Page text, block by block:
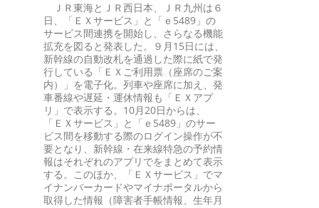
ＪＲ東海とＪＲ西日本、ＪＲ九州は６
日、「ＥＸサービス」と「ｅ5489」の
サービス間連携を開始し、さらなる機能
拡充を図ると発表した。９月15日には、
新幹線の自動改札を通過した際に紙で発
行している「ＥＸご利用票（座席のご案
内）」を電子化。列車や座席に加え、発
車番線や遅延・運休情報も「ＥＸアプ
リ」で表示する。10月20日からは、
「ＥＸサービス」と「ｅ5489」のサー
ビス間を移動する際のログイン操作が不
要となり、新幹線・在来線特急の予約情
報はそれぞれのアプリでをまとめて表示
する。このほか、「ＥＸサービス」でマ
イナンバーカードやマイナポータルから
取得した情報（障害者手帳情報、生年月